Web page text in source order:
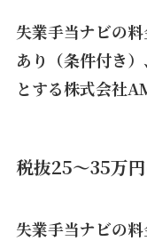
失業手当ナビの
あり（条件付き
とする株式会社
税抜25〜35万
失業手当ナビの